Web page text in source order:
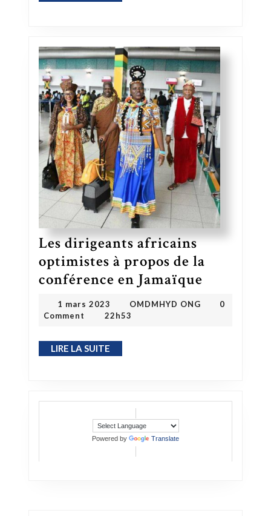
Les dirigeants africains
optimistes à propos de la
conférence en Jamaïque
1 mars 2023 1 mars 2023OMDMHYD ONG
0
Comment
22h53
LIRE LA SUITE
Powered by Translate